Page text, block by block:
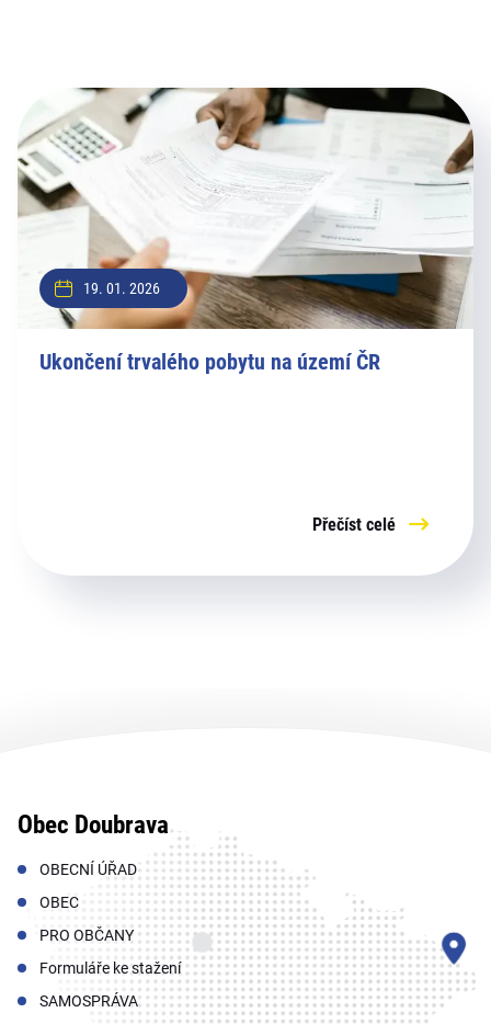
19. 01. 2026
Ukončení trvalého pobytu na území ČR
Přečíst celé
Obec Doubrava
OBECNÍ ÚŘAD
OBEC
PRO OBČANY
Formuláře ke stažení
SAMOSPRÁVA